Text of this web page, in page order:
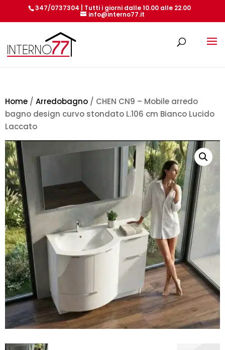
347/0737304 | Tutti i giorni dalle 10.00 alle 22.00
info@interno77.it
Home / Arredobagno / CHEN CN9 – Mobile arredo
bagno design curvo stondato L.106 cm Bianco Lucido
Laccato